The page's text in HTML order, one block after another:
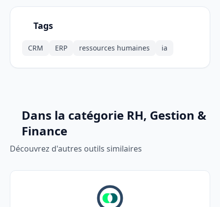
Tags
CRM ERP ressources humaines ia
Dans la catégorie RH, Gestion &
Finance
Découvrez d'autres outils similaires